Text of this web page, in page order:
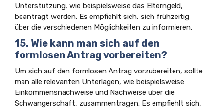
Unterstützung, wie beispielsweise das Elterngeld,
beantragt werden. Es empfiehlt sich, sich frühzeitig
über die verschiedenen Möglichkeiten zu informieren.
15. Wie kann man sich auf den
formlosen Antrag vorbereiten?
Um sich auf den formlosen Antrag vorzubereiten, sollte
man alle relevanten Unterlagen, wie beispielsweise
Einkommensnachweise und Nachweise über die
Schwangerschaft, zusammentragen. Es empfiehlt sich,